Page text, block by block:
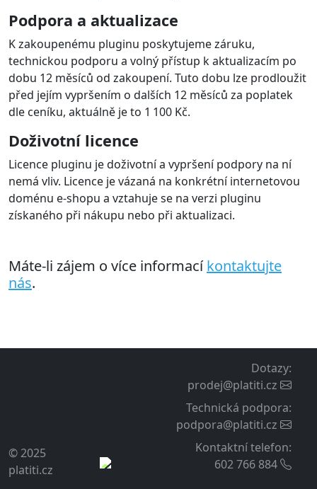
Podpora a aktualizace
K zakoupenému pluginu poskytujeme záruku,
technickou podporu a volný přístup k aktualizacím po
dobu 12 měsíců od zakoupení. Tuto dobu lze prodloužit
před jejím vypršením o dalších 12 měsíců za poplatek
dle ceníku, aktuálně je to 1 100 Kč.
Doživotní licence
Licence pluginu je doživotní a vypršení podpory na ní
nemá vliv. Licence je vázaná na konkrétní internetovou
doménu e-shopu a vztahuje se na verzi pluginu
získaného při nákupu nebo při aktualizaci.
Máte-li zájem o více informacíkontaktujte
nás.
© 2025
platiti.cz
Dotazy:
prodej@platiti.cz
Technická podpora:
podpora@platiti.cz
Kontaktní telefon:
602 766 884